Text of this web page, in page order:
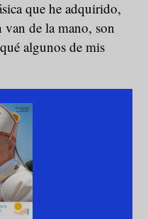
que he adquirido,
de la mano, son
algunos de mis